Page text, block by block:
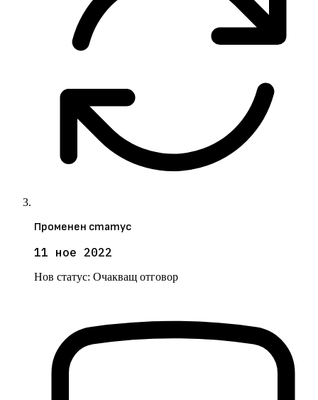
Променен статус
11 ное 2022
Нов статус: Очакващ отговор